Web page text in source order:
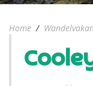
Home /